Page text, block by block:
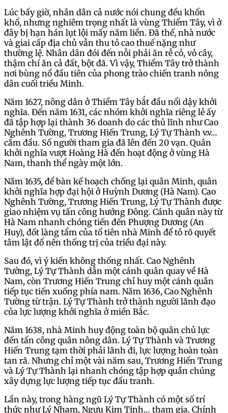
Lúc bấy giờ, nhân dân cả nước nói chung đều khốn
khổ, nhưng nghiêm trọng nhất là vùng Thiểm Tây, vì ở
đây bị hạn hán lụt lội mấy năm liền. Đã thế, nhà nước
và giai cấp địa chủ vẫn thu tỏ cao thuế nặng như
thường lệ. Nhân dân đói đến nỗi phải ăn rễ cỏ, vỏ cây,
thậm chí ăn cả đất, bột đã. Vì vậy, Thiểm Tây trở thành
nơi bùng nổ đầu tiên của phong trào chiến tranh nông
dân cuối triều Minh.
Năm 1627, nông dân ở Thiểm Tây bắt đầu nổi dậy khởi
nghĩa. Đến năm 1631, các nhóm khởi nghĩa riêng lẻ ấy
đã tập hợp lại thành 36 doanh do các thủ lĩnh như Cao
Nghênh Tường, Trương Hiến Trung, Lý Tự Thành v.v…
cắm đầu. Số người tham gia đã lên đến 20 vạn. Quân
khởi nghĩa vượt Hoàng Hà đến hoạt động ở vùng Hà
Nam, thanh thể ngày một lớn.
Năm 1635, để bàn kế hoạch chống lại quân Minh, quân
khởi nghĩa hợp đại hội ở Huỳnh Dương (Hà Nam). Cao
Nghênh Tường, Trương Hiến Trung, Lý Tự Thành được
giao nhiệm vụ tấn công hướng Đông. Cánh quân này từ
Hà Nam nhanh chóng tiến đến Phượng Dương (An
Huy), đốt làng tẩm của tổ tiên nhà Minh để tỏ rõ quyết
tâm lật đổ nên thống trị của triều đại này.
Sau đó, vì ý kiến không thống nhất. Cao Nghênh
Tường, Lý Tự Thành dẫn một cánh quân quay về Hà
Nam, còn Trương Hiến Trung chỉ huy một cánh quân
tiếp tục tiến xuống phía nam. Năm 1636, Cao Nghênh
Tường từ trận. Lý Tự Thành trở thành người lãnh đạo
của lực lượng khởi nghĩa ở miền Bắc.
Năm 1638, nhà Minh huy động toàn bộ quân chủ lực
đến tấn công quân nông dân. Lý Tự Thành và Trương
Hiến Trung tạm thời phải lãnh đi, lực lượng hoàn toàn
tan rã. Nhưng chỉ một vài năm sau, Trương Hiến Trung
và Lý Tự Thành lại nhanh chóng tập hợp quần chúng
xây dựng lực lượng tiếp tục đấu tranh.
Lần này, trong hàng ngũ Lý Tự Thành có một số trí
thức như Lý Nham, Ngưu Kim Tinh… tham gia. Chính